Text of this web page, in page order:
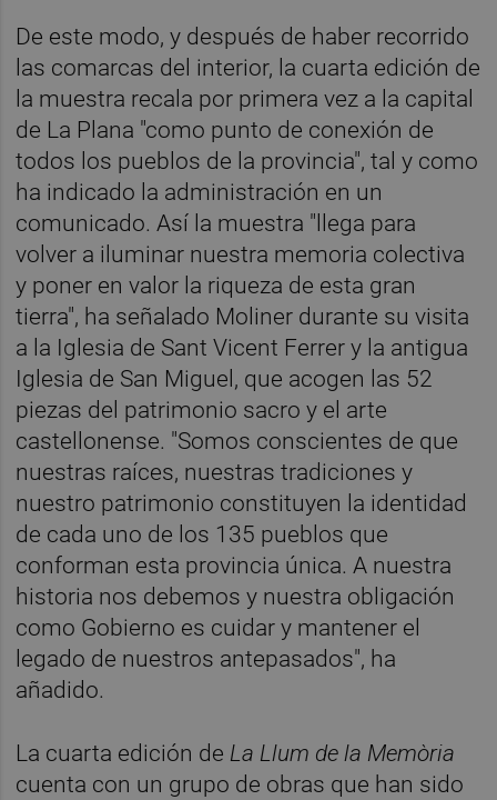
De este modo, y después de haber recorrido
las comarcas del interior, la cuarta edición de
la muestra recala por primera vez a la capital
de La Plana "como punto de conexión de
todos los pueblos de la provincia", tal y como
ha indicado la administración en un
comunicado. Así la muestra "llega para
volver a iluminar nuestra memoria colectiva
y poner en valor la riqueza de esta gran
tierra", ha señalado Moliner durante su visita
a la Iglesia de Sant Vicent Ferrer y la antigua
Iglesia de San Miguel, que acogen las 52
piezas del patrimonio sacro y el arte
castellonense. "Somos conscientes de que
nuestras raíces, nuestras tradiciones y
nuestro patrimonio constituyen la identidad
de cada uno de los 135 pueblos que
conforman esta provincia única. A nuestra
historia nos debemos y nuestra obligación
como Gobierno es cuidar y mantener el
legado de nuestros antepasados", ha
añadido.
La cuarta edición de La Llum de la Memòria
cuenta con un grupo de obras que han sido